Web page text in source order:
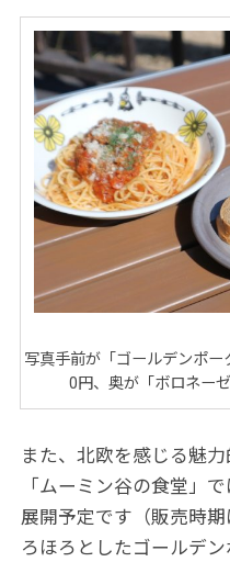
写真手前が「ゴールデンポ
0円、奥が「ボロネー
また、北欧を感じる魅
「ムーミン谷の食堂」
展開予定です（販売時
ろほろとしたゴールデ